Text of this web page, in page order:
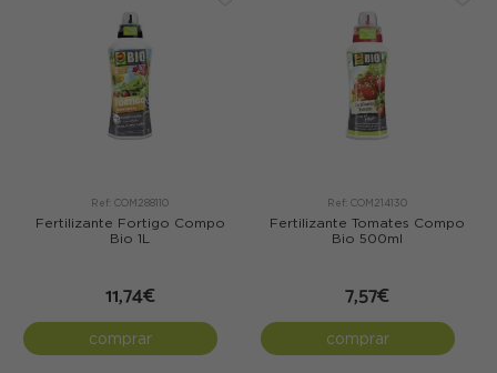
Ref: COM288110
Fertilizante Fortigo Compo
Bio 1L
11,74€
comprar
Ref: COM214130
Fertilizante Tomates Compo
Bio 500ml
7,57€
comprar